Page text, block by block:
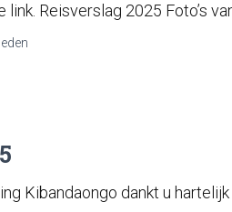
link. Reisverslag 2025 Foto’s
Kibandaongo dankt u